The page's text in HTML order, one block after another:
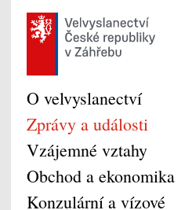
O velvyslanectví
Zprávy a události
Vzájemné vztahy
Obchod a ekonomika
Konzulární a vízové